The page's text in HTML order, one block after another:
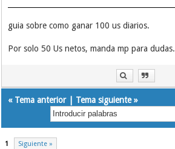
guia sobre como ganar 100 us diarios.
Por solo 50 Us netos, manda mp para dudas.
« Tema anterior| Tema siguiente»
1 Siguiente »